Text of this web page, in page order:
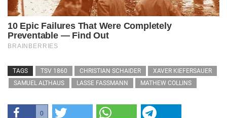
TAGS TSV 1860 CHRISTIAN SCHAIDER
XAVER KIEFERSAUER
SAMUEL ALTHAUS
LASSE FASSMANN MATHEW COLLINS
0